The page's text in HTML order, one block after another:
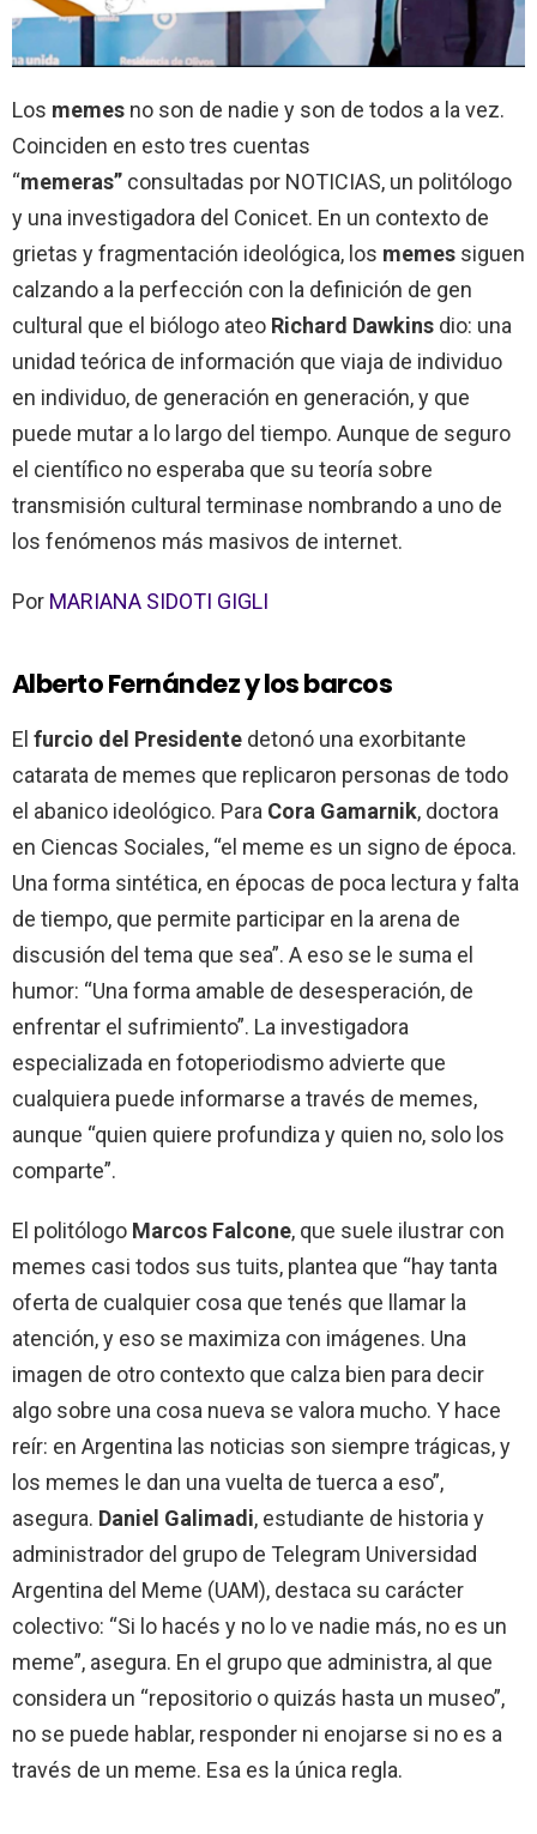
Los memes no son de nadie y son de todos a la vez.
Coinciden en esto tres cuentas
“memeras” consultadas por NOTICIAS, un politólogo
y una investigadora del Conicet. En un contexto de
grietas y fragmentación ideológica, los memes siguen
calzando a la perfección con la definición de gen
cultural que el biólogo ateo Richard Dawkins dio: una
unidad teórica de información que viaja de individuo
en individuo, de generación en generación, y que
puede mutar a lo largo del tiempo. Aunque de seguro
el científico no esperaba que su teoría sobre
transmisión cultural terminase nombrando a uno de
los fenómenos más masivos de internet.
Por MARIANA SIDOTI GIGLI
Alberto Fernández y los barcos
El furcio del Presidente detonó una exorbitante
catarata de memes que replicaron personas de todo
el abanico ideológico. Para Cora Gamarnik, doctora
en Ciencas Sociales, “el meme es un signo de época.
Una forma sintética, en épocas de poca lectura y falta
de tiempo, que permite participar en la arena de
discusión del tema que sea”. A eso se le suma el
humor: “Una forma amable de desesperación, de
enfrentar el sufrimiento”. La investigadora
especializada en fotoperiodismo advierte que
cualquiera puede informarse a través de memes,
aunque “quien quiere profundiza y quien no, solo los
comparte”.
El politólogo Marcos Falcone, que suele ilustrar con
memes casi todos sus tuits, plantea que “hay tanta
oferta de cualquier cosa que tenés que llamar la
atención, y eso se maximiza con imágenes. Una
imagen de otro contexto que calza bien para decir
algo sobre una cosa nueva se valora mucho. Y hace
reír: en Argentina las noticias son siempre trágicas, y
los memes le dan una vuelta de tuerca a eso”,
asegura. Daniel Galimadi, estudiante de historia y
administrador del grupo de Telegram Universidad
Argentina del Meme (UAM), destaca su carácter
colectivo: “Si lo hacés y no lo ve nadie más, no es un
meme”, asegura. En el grupo que administra, al que
considera un “repositorio o quizás hasta un museo”,
no se puede hablar, responder ni enojarse si no es a
través de un meme. Esa es la única regla.